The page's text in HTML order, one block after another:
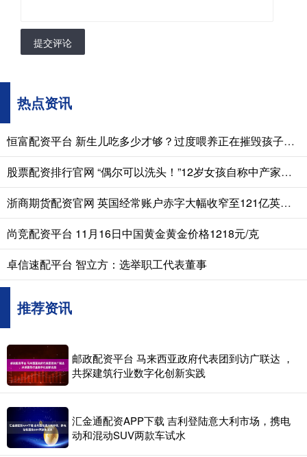
提交评论
热点资讯
恒富配资平台 新生儿吃多少才够？过度喂养正在摧毁孩子的脾胃，这份奶量标准赶紧存
股票配资排行官网 “偶尔可以洗头！”12岁女孩自称中产家庭走红，自信源于低认知
浙商期货配资官网 英国经常账户赤字大幅收窄至121亿英镑，创2022年四季度以来新低
尚竞配资平台 11月16日中国黄金黄金价格1218元/克
卓信速配平台 智立方：选举职工代表董事
推荐资讯
邮政配资平台 马来西亚政府代表团到访广联达 ，
共探建筑行业数字化创新实践
汇金通配资APP下载 吉利登陆意大利市场，携电
动和混动SUV两款车试水